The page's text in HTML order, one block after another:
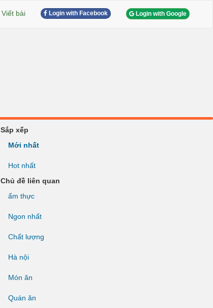
Viết bài Login with Facebook Login with Google
Sắp xếp
Mới nhất
Hot nhất
Chủ đề liên quan
ẩm thực
Ngon nhất
Chất lượng
Hà nội
Món ăn
Quán ăn